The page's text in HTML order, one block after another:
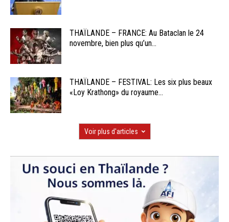
THAÏLANDE – FRANCE: Au Bataclan le 24
novembre, bien plus qu’un...
THAÏLANDE – FESTIVAL: Les six plus beaux
«Loy Krathong» du royaume...
Voir plus d'articles